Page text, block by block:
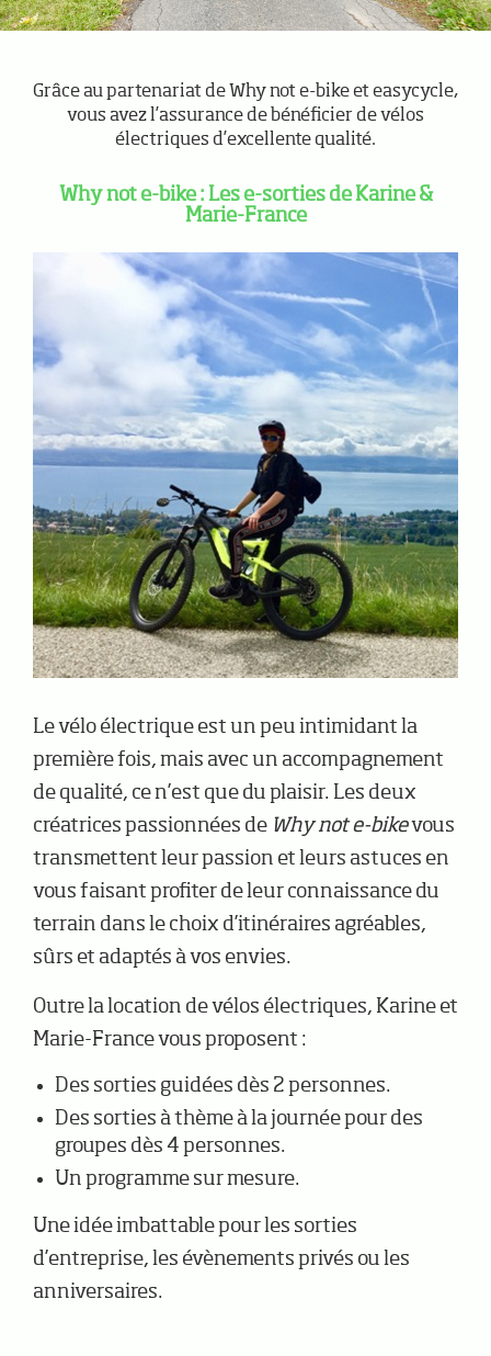
Grâce au partenariat de Why not e-bike et easycycle,
vous avez l’assurance de bénéficier de vélos
électriques d’excellente qualité.
Why not e-bike : Les e-sorties de Karine &
Marie-France
Le vélo électrique est un peu intimidant la
première fois, mais avec un accompagnement
de qualité, ce n’est que du plaisir. Les deux
créatrices passionnées de Why not e-bikevous
transmettent leur passion et leurs astuces en
vous faisant profiter de leur connaissance du
terrain dans le choix d’itinéraires agréables,
sûrs et adaptés à vos envies.
Outre la location de vélos électriques, Karine et
Marie-France vous proposent :
Des sorties guidées dès 2 personnes.
Des sorties à thème à la journée pour des
groupes dès 4 personnes.
Un programme sur mesure.
Une idée imbattable pour les sorties
d’entreprise, les évènements privés ou les
anniversaires.